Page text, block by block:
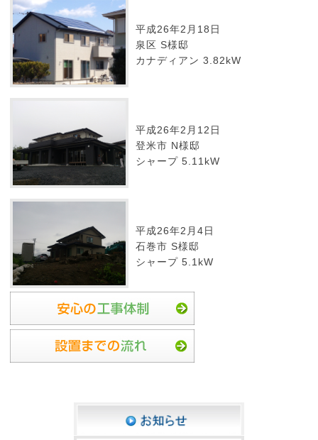
平成26年2月18日
泉区 S様邸
カナディアン 3.82kW
平成26年2月12日
登米市 N様邸
シャープ 5.11kW
平成26年2月4日
石巻市 S様邸
シャープ 5.1kW